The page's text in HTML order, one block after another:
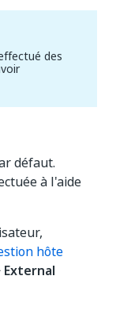
des
défaut.
à l'aide
hôte